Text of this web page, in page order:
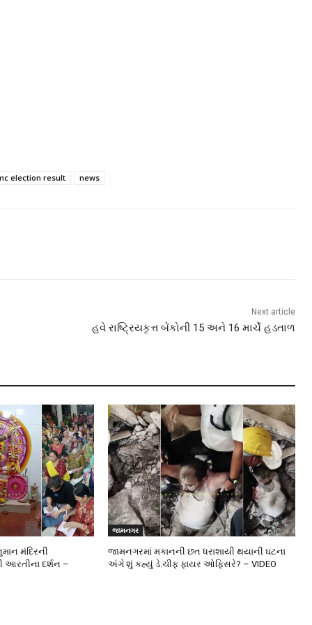
election result news
Next article
હવે રાષ્ટ્રિયકૃત્ત બેંકોની 15 અને 16 માર્ચે હડતાળ
મંદિરની
આરતીના દર્શન –
જામનગર
જામનગરમાં મકાનની છત ધરાશાયી થયાની ઘટના
અંગે શું કહ્યું ડે.ચીફ ફાયર ઓફિસરે? – VIDEO